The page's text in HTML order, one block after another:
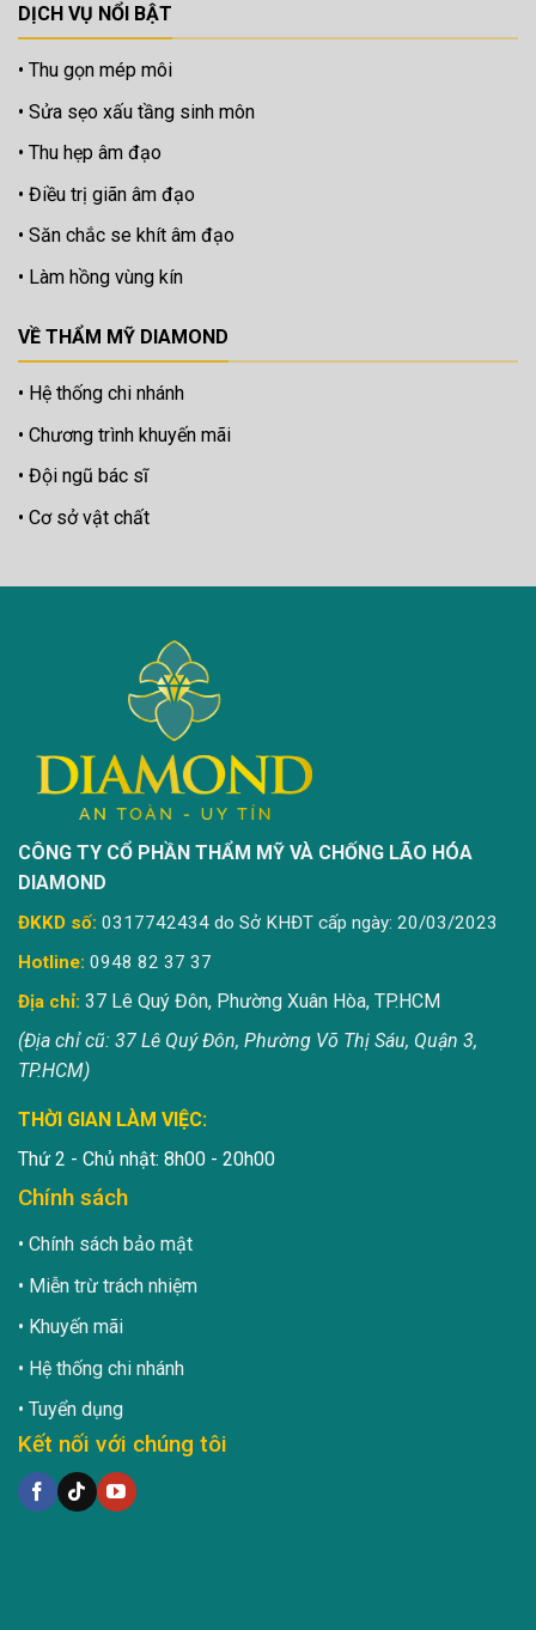
DỊCH VỤ NỔI BẬT
Thu gọn mép môi
Sửa sẹo xấu tầng sinh môn
Thu hẹp âm đạo
Điều trị giãn âm đạo
Săn chắc se khít âm đạo
Làm hồng vùng kín
VỀ THẨM MỸ DIAMOND
Hệ thống chi nhánh
Chương trình khuyến mãi
Đội ngũ bác sĩ
Cơ sở vật chất
CÔNG TY CỔ PHẦN THẨM MỸ VÀ CHỐNG LÃO HÓA
DIAMOND
ĐKKD số: 0317742434 do Sở KHĐT cấp ngày: 20/03/2023
Hotline: 0948 82 37 37
Địa chỉ: 37 Lê Quý Đôn, Phường Xuân Hòa, TP.HCM
(Địa chỉ cũ: 37 Lê Quý Đôn, Phường Võ Thị Sáu, Quận 3,
TP.HCM)
THỜI GIAN LÀM VIỆC:
Thứ 2 - Chủ nhật: 8h00 - 20h00
Chính sách
Chính sách bảo mật
Miễn trừ trách nhiệm
Khuyến mãi
Hệ thống chi nhánh
Tuyển dụng
Kết nối với chúng tôi